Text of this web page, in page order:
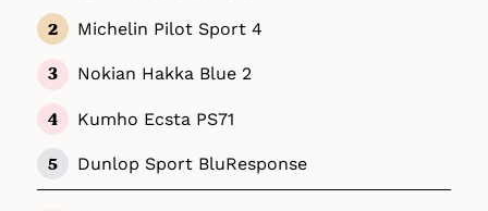
Michelin Pilot Sport 4
Nokian Hakka Blue 2
Kumho Ecsta PS71
Dunlop Sport BluResponse